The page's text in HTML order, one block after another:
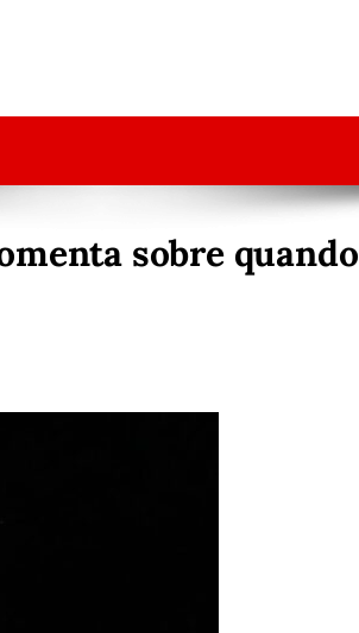
sobre quando